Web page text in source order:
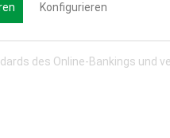
sodass die
des Online-Bankings und
Konfigurieren